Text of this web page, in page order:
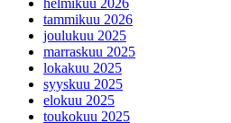
helmikuu 2026
tammikuu 2026
joulukuu 2025
marraskuu 2025
lokakuu 2025
syyskuu 2025
elokuu 2025
toukokuu 2025